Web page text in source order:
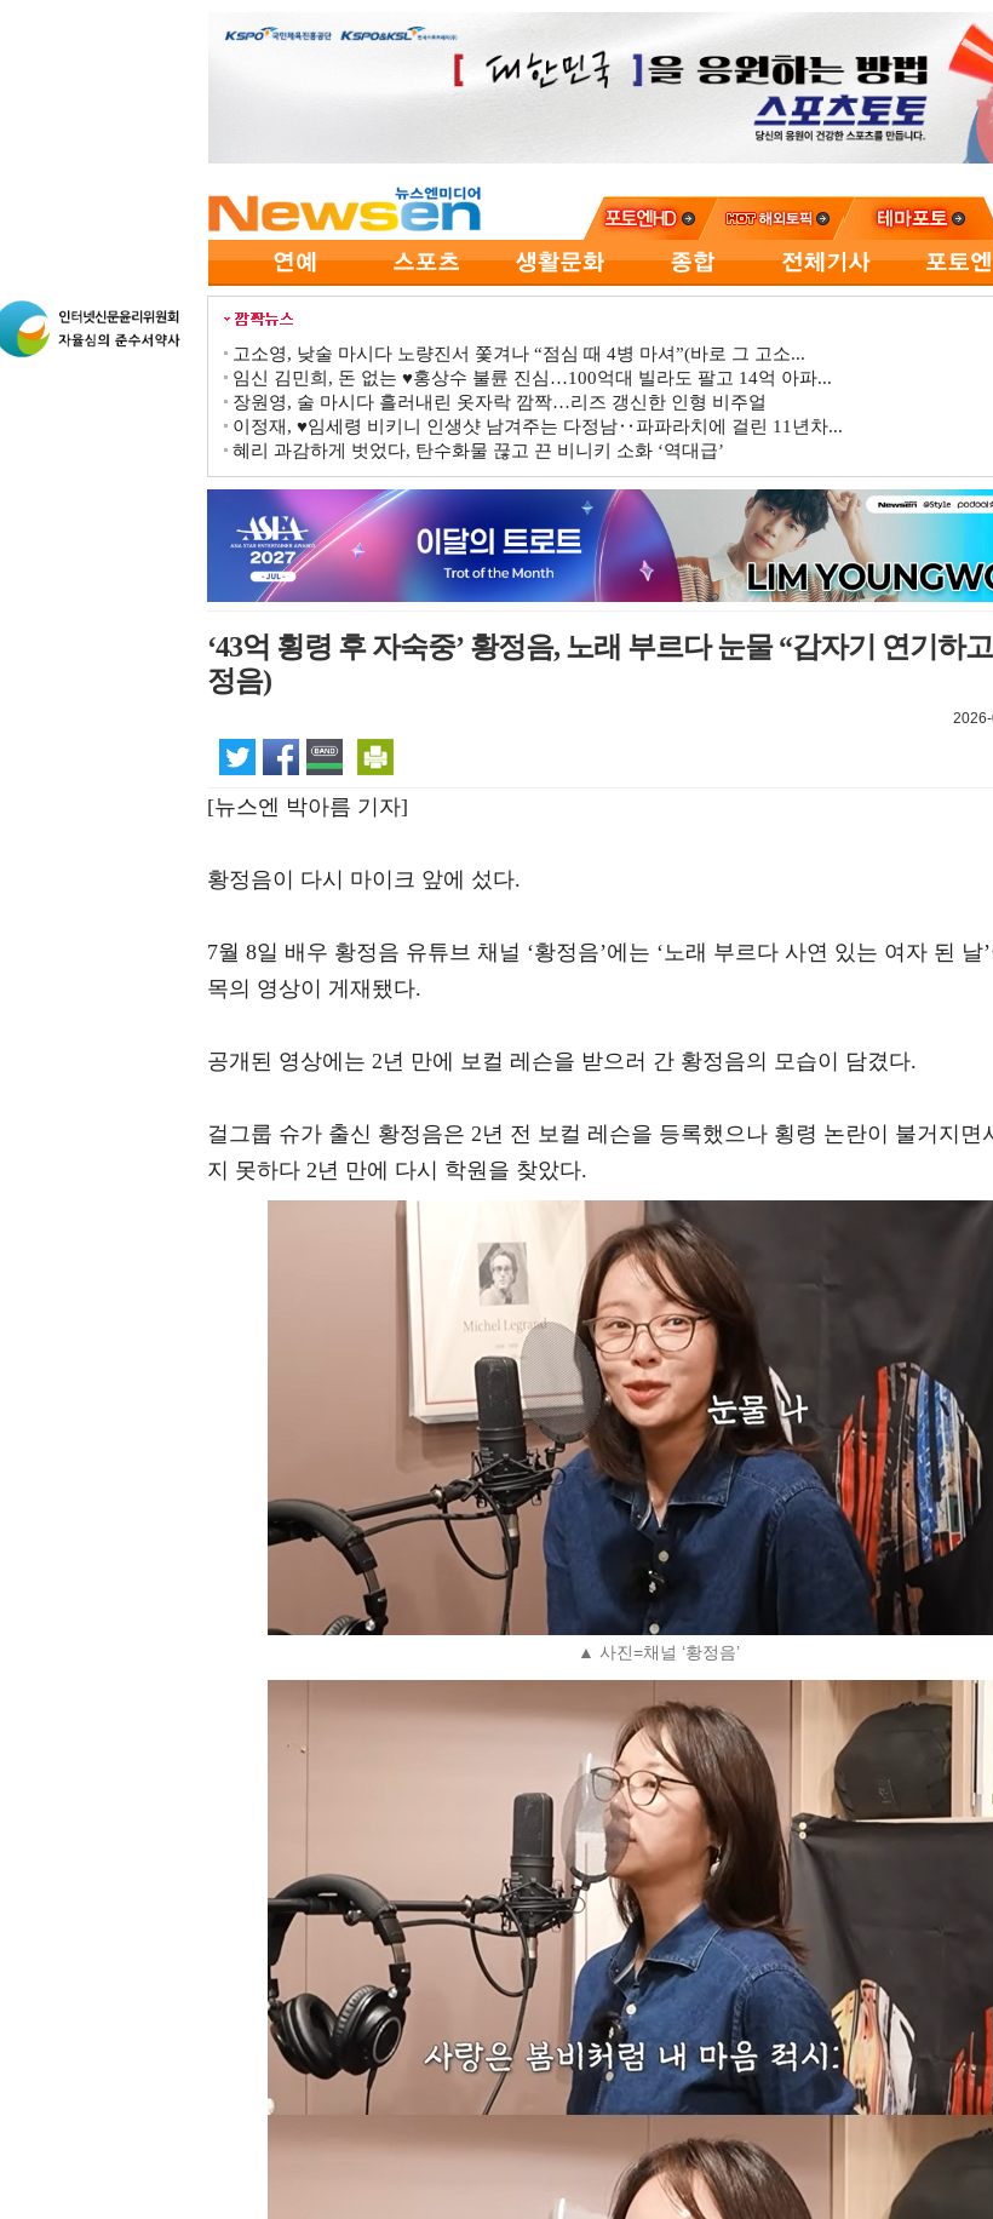
고소영, 낮술 마시다 노량진서 쫓겨나 “점심 때 4병 마셔”(바로 그 고소...
임신 김민희, 돈 없는 ♥홍상수 불륜 진심…100억대 빌라도 팔고 14억 아파...
장원영, 술 마시다 흘러내린 옷자락 깜짝…리즈 갱신한 인형 비주얼
이정재, ♥임세령 비키니 인생샷 남겨주는 다정남‥파파라치에 걸린 11년차...
혜리 과감하게 벗었다, 탄수화물 끊고 끈 비니키 소화 ‘역대급’
‘43억 횡령 후 자숙중’ 황정음, 노래 부르다 눈물 “갑자기 연기하
정음)
[뉴스엔 박아름 기자]
황정음이 다시 마이크 앞에 섰다.
7월 8일 배우 황정음 유튜브 채널 ‘황정음’에는 ‘노래 부르다 사연 있는 여자 된 날’
목의 영상이 게재됐다.
공개된 영상에는 2년 만에 보컬 레슨을 받으러 간 황정음의 모습이 담겼다.
걸그룹 슈가 출신 황정음은 2년 전 보컬 레슨을 등록했으나 횡령 논란이 불거지면
지 못하다 2년 만에 다시 학원을 찾았다.
▲ 사진=채널 ‘황정음’